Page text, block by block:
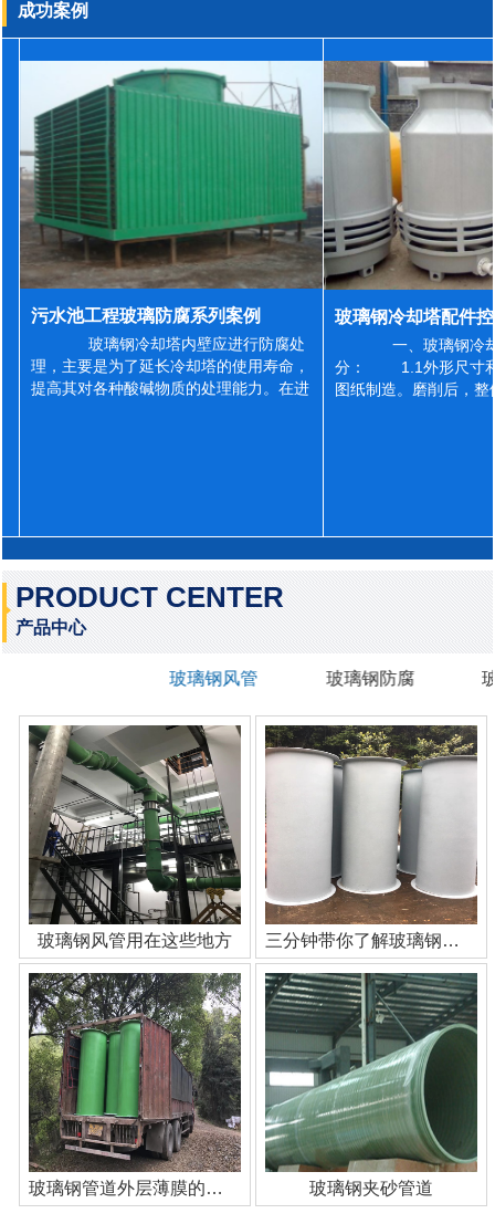
成功案例
污水池工程玻璃防腐系列案例
玻璃钢冷却塔内壁应进行防腐处
理，主要是为了延长冷却塔的使用寿命，
提高其对各种酸碱物质的处理能力。在进
一、玻璃钢冷
分： 1.1外形尺寸和
图纸制造。磨削后，
PRODUCT CENTER
产品中心
玻璃钢风管 玻璃钢防腐
玻璃钢风管用在这些地方 三分钟带你了解玻璃钢管道
玻璃钢管道外层薄膜的作用 玻璃钢夹砂管道